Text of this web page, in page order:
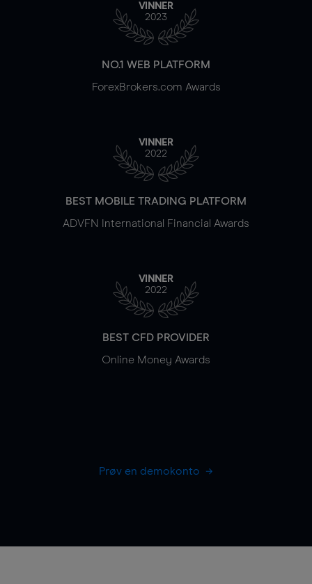
VINNER
2023
NO.1 WEB PLATFORM
ForexBrokers.com Awards
VINNER
2022
BEST MOBILE TRADING PLATFORM
ADVFN International Financial Awards
VINNER
2022
BEST CFD PROVIDER
Online Money Awards
Prøv en demokonto